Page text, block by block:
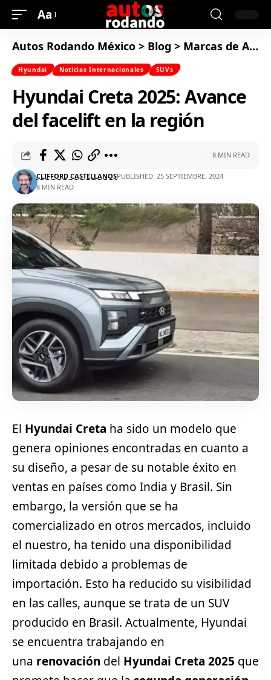
Aa
Autos Rodando México > Blog > Marcas de Autos
Hyundai Noticias Internacionales SUVs
Hyundai Creta 2025: Avance
del facelift en la región
CLIFFORD CASTELLANOSPUBLISHED: 25 SEPTIEMBRE, 2024
8 MIN READ
8 MIN READ
El Hyundai Creta ha sido un modelo que
genera opiniones encontradas en cuanto a
su diseño, a pesar de su notable éxito en
ventas en países como India y Brasil. Sin
embargo, la versión que se ha
comercializado en otros mercados, incluido
el nuestro, ha tenido una disponibilidad
limitada debido a problemas de
importación. Esto ha reducido su visibilidad
en las calles, aunque se trata de un SUV
producido en Brasil. Actualmente, Hyundai
se encuentra trabajando en
una renovación del Hyundai Creta 2025 que